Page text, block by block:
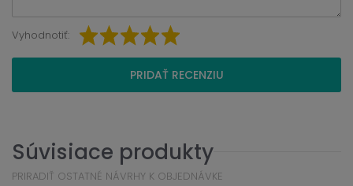
Vyhodnotiť:
PRIDAŤ RECENZIU
Súvisiace produkty
PRIRADIŤ OSTATNÉ NÁVRHY K OBJEDNÁVKE